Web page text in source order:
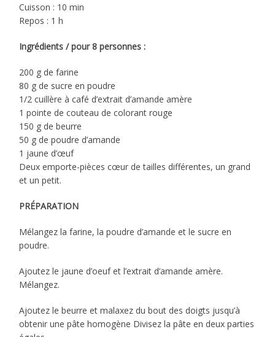
Cuisson : 10 min
Repos : 1 h
Ingrédients / pour 8 personnes :
200 g de farine
80 g de sucre en poudre
1/2 cuillère à café d’extrait d’amande amère
1 pointe de couteau de colorant rouge
150 g de beurre
50 g de poudre d’amande
1 jaune d’œuf
Deux emporte-pièces cœur de tailles différentes, un grand
et un petit.
PRÉPARATION
Mélangez la farine, la poudre d’amande et le sucre en
poudre.
Ajoutez le jaune d’oeuf et l’extrait d’amande amère.
Mélangez.
Ajoutez le beurre et malaxez du bout des doigts jusqu’à
obtenir une pâte homogène Divisez la pâte en deux parties